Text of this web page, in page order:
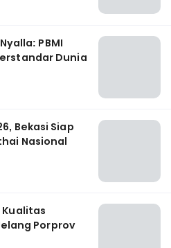
PBMI
Dunia
Bekasi Siap
Nasional
Porprov